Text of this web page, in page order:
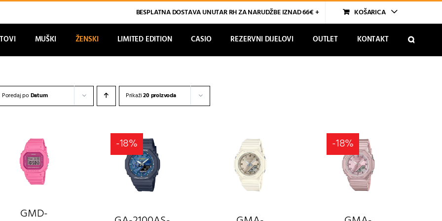
BESPLATNA DOSTAVA UNUTAR RH ZA NARUDŽBE IZNAD 66€ + KOŠARICA
MUŠKI ŽENSKI LIMITED EDITION CASIO REZERVNI DIJELOVI OUTLET KONTAKT
Poredaj poDatum Prikaži20 proizvoda
GMD-
-18% -18%